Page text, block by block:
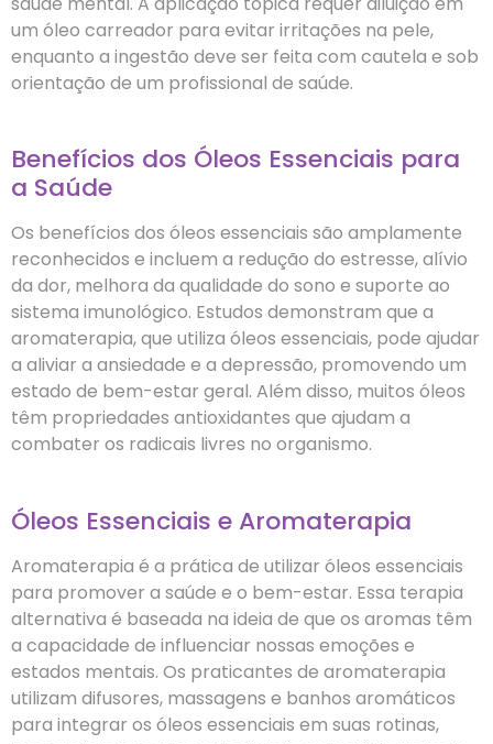
um óleo carreador para evitar irritações na pele,
enquanto a ingestão deve ser feita com cautela e sob
orientação de um profissional de saúde.
Benefícios dos Óleos Essenciais para
a Saúde
Os benefícios dos óleos essenciais são amplamente
reconhecidos e incluem a redução do estresse, alívio
da dor, melhora da qualidade do sono e suporte ao
sistema imunológico. Estudos demonstram que a
aromaterapia, que utiliza óleos essenciais, pode ajudar
a aliviar a ansiedade e a depressão, promovendo um
estado de bem-estar geral. Além disso, muitos óleos
têm propriedades antioxidantes que ajudam a
combater os radicais livres no organismo.
Óleos Essenciais e Aromaterapia
Aromaterapia é a prática de utilizar óleos essenciais
para promover a saúde e o bem-estar. Essa terapia
alternativa é baseada na ideia de que os aromas têm
a capacidade de influenciar nossas emoções e
estados mentais. Os praticantes de aromaterapia
utilizam difusores, massagens e banhos aromáticos
para integrar os óleos essenciais em suas rotinas,